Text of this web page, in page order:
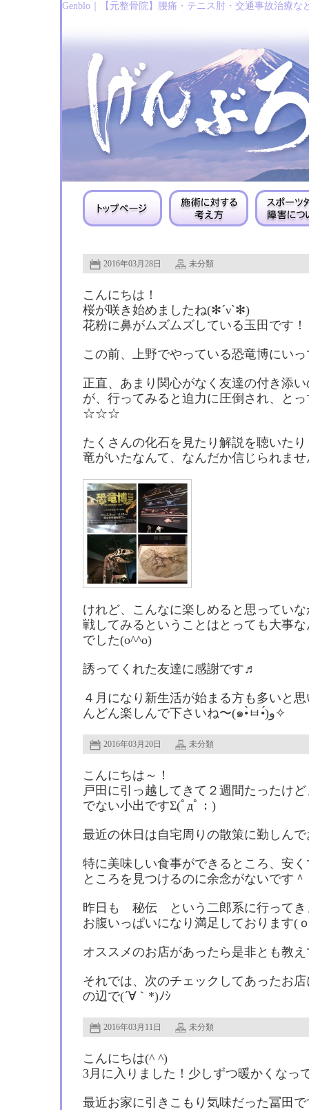
Genblo｜【元整骨院】腰痛・テニス肘・交通事故治療な
2016年03月28日 未分類
こんにちは！
桜が咲き始めましたね(✻´ν`✻)
花粉に鼻がムズムズしている玉田です！
この前、上野でやっている恐竜博に
正直、あまり関心がなく友達の付き添
が、行ってみると迫力に圧倒され、と
☆☆☆
たくさんの化石を見たり解説を聴いた
竜がいたなんて、なんだか信じられま
けれど、こんなに楽しめると思ってい
戦してみるということはとっても大事
でした(o^^o)
誘ってくれた友達に感謝です♬
４月になり新生活が始まる方も多いと
んどん楽しんで下さいね〜(๑•̀ㅂ•́)و✧
2016年03月20日 未分類
こんにちは～！
戸田に引っ越してきて２週間たったけ
でない小出ですΣ(ﾟдﾟ；)
最近の休日は自宅周りの散策に勤しん
特に美味しい食事ができるところ、安
ところを見つけるのに余念がないです＾
昨日も 秘伝 という二郎系に行ってき
お腹いっぱいになり満足しております(
オススメのお店があったら是非とも教
それでは、次のチェックしてあったお
の辺で(´∀｀*)ﾉｼ
2016年03月11日 未分類
こんにちは(^ ^)
3月に入りました！少しずつ暖かくなっ
最近お家に引きこもり気味だった冨田